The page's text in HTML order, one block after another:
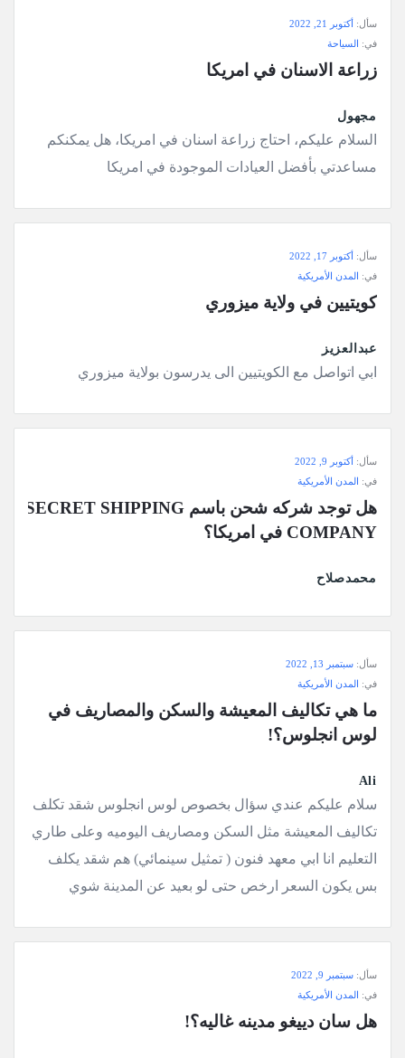
سأل: أكتوبر 21, 2022
في: السياحة
زراعة الاسنان في امريكا
مجهول
السلام عليكم، احتاج زراعة اسنان في امريكا، هل يمكنكم
مساعدتي بأفضل العيادات الموجودة في امريكا
سأل: أكتوبر 17, 2022
في: المدن الأمريكية
كويتيين في ولاية ميزوري
عبدالعزيز
ابي اتواصل مع الكويتيين الى يدرسون بولاية ميزوري
سأل: أكتوبر 9, 2022
في: المدن الأمريكية
هل توجد شركه شحن باسمSECRET SHIPPING
COMPANY في امريكا؟
محمدصلاح
سأل: سبتمبر 13, 2022
في: المدن الأمريكية
لوس انجلوس؟!
Ali
سلام عليكم عندي سؤال بخصوص لوس انجلوس شقد تكلف
تكاليف المعيشة مثل السكن ومصاريف اليوميه وعلى طاري
التعليم انا ابي معهد فنون ( تمثيل سينمائي) هم شقد يكلف
بس يكون السعر ارخص حتى لو بعيد عن المدينة شوي
سأل: سبتمبر 9, 2022
في: المدن الأمريكية
هل سان دييغو مدينه غاليه؟!